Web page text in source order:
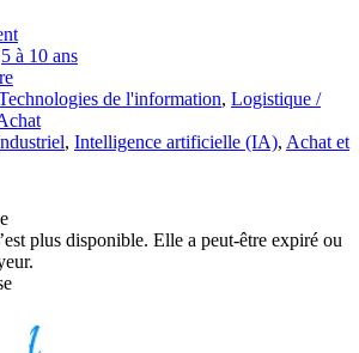
5 à 10 ans
de l'information, Logistique /
, Intelligence artificielle (IA), Achat et
plus disponible. Elle a peut-être expiré ou